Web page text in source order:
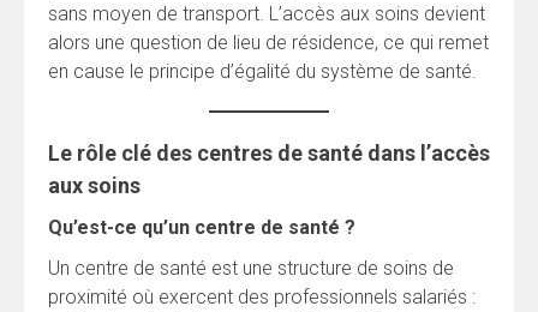
sans moyen de transport. L’accès aux soins devient
alors une question de lieu de résidence, ce qui remet
en cause le principe d’égalité du système de santé.
Le rôle clé des centres de santé dans l’accès
aux soins
Qu’est-ce qu’un centre de santé ?
Un centre de santé est une structure de soins de
proximité où exercent des professionnels salariés :